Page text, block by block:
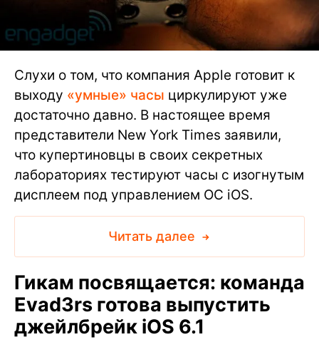
Слухи о том, что компания Apple готовит к
выходу «умные» часы циркулируют уже
достаточно давно. В настоящее время
представители New York Times заявили,
что купертиновцы в своих секретных
лабораториях тестируют часы с изогнутым
дисплеем под управлением ОС iOS.
Читать далее
Гикам посвящается: команда
Evad3rs готова выпустить
джейлбрейк iOS 6.1